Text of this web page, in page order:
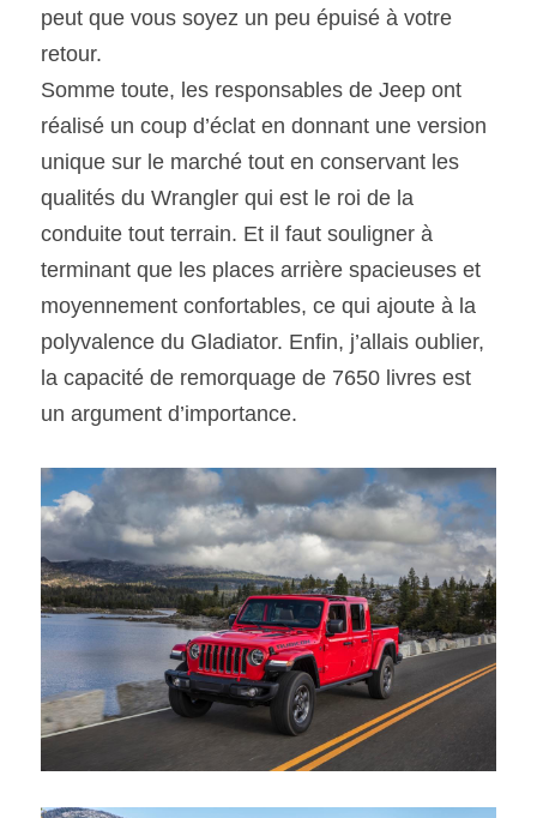
peut que vous soyez un peu épuisé à votre
retour.
Somme toute, les responsables de Jeep ont
réalisé un coup d’éclat en donnant une version
unique sur le marché tout en conservant les
qualités du Wrangler qui est le roi de la
conduite tout terrain. Et il faut souligner à
terminant que les places arrière spacieuses et
moyennement confortables, ce qui ajoute à la
polyvalence du Gladiator. Enfin, j’allais oublier,
la capacité de remorquage de 7650 livres est
un argument d’importance.